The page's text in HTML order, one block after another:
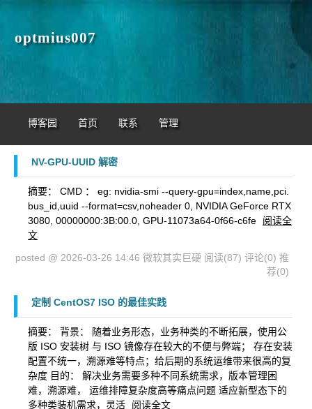
optmius007
博客园 首页 联系 管理
NV-GPU-UUID 解密
摘要： CMD ： eg: nvidia-smi --query-gpu=index,name,pci.
bus_id,uuid --format=csv,noheader 0, NVIDIA GeForce RTX
3080, 00000000:3B:00.0, GPU-11073a64-0f66-c6fe
阅读全
文
posted @ 2026-03-26 14:46 微软其实巨硬 阅读(87) 评论(0) 推
荐(0)
定制 CentOS7 ISO 的最佳实践
摘要： 背景： 随着业务形态，业务种类的不断拓展，使用公
版 ISO 安装树 与 ISO 镜像存在较大的不便与弊端； 存在安装
配置不统一，溯源难等特点；给后期的系统运维带来很高的复
杂度 目的： 解决业务需要多种不同系统需求，版本管理困
难，溯源难， 运维排障复杂度高等痛点问题 适应新型态下的
多种类装机需求，灵活
阅读全文